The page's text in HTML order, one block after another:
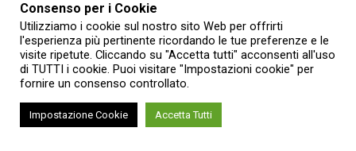
Jazz Festival, Collisioni, Sonic Park Festival, Movement
Torino Music Festival, Stresa Festival – Settimane
musicali di Stresa, MITO SettembreMusica, ecc.) ai saloni
(del Libro, dell’Auto, del Gusto, ecc.) e alla 94esima
edizione della Fiera Internazionale del Tartufo Bianco
d’Alba (12 ottobre – 8 dicembre).
Consenso per i Cookie
Utilizziamo i cookie sul nostro sito Web per offrirti
l'esperienza più pertinente ricordando le tue preferenze e le
visite ripetute. Cliccando su "Accetta tutti" acconsenti all'uso
di TUTTI i cookie. Puoi visitare "Impostazioni cookie" per
fornire un consenso controllato.
Impostazione Cookie Accetta Tutti